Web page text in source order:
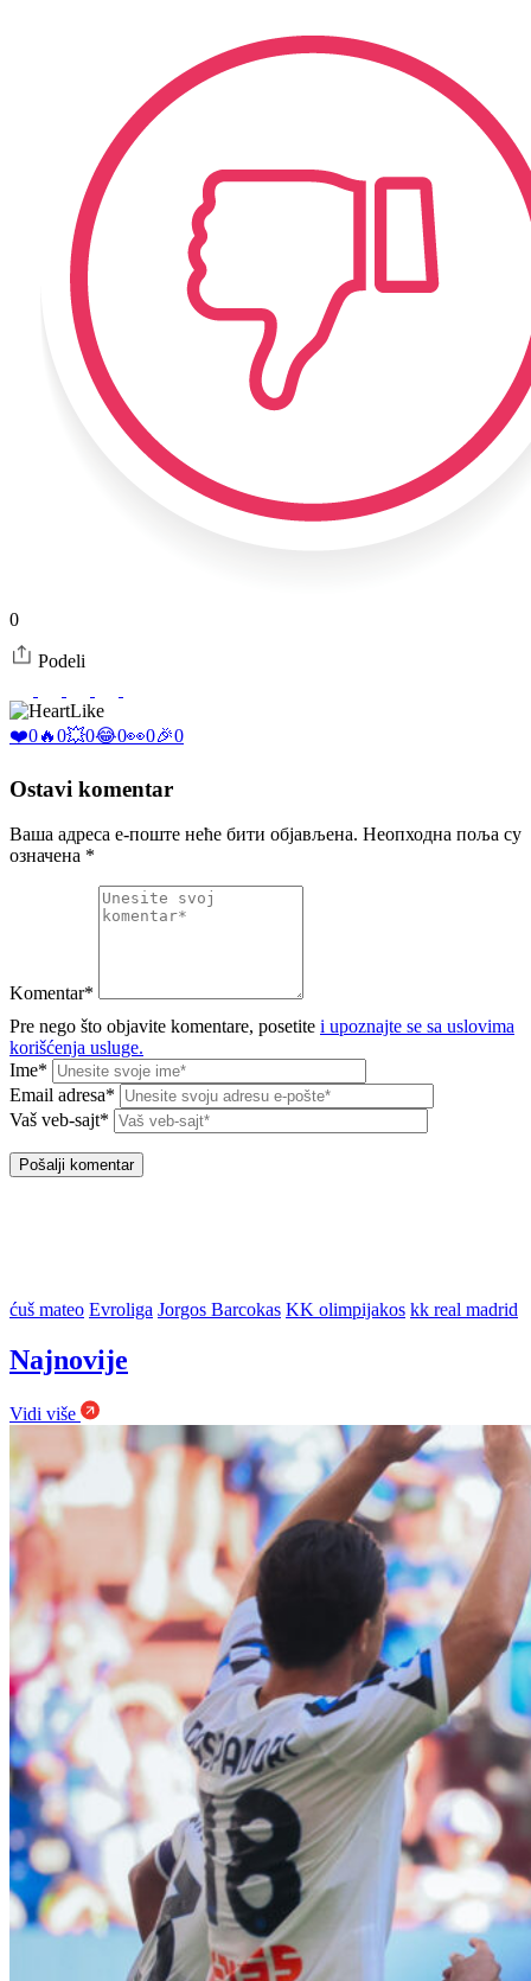
0
Podeli
Like
❤️0🔥0💥0😂0👀0🎉0
Ostavi komentar
Ваша адреса е-поште неће бити објављена. Неопходна поља су
означена *
Komentar*
Pre nego što objavite komentare, posetite i upoznajte se sa uslovima
korišćenja usluge.
Ime*
Email adresa*
Vaš veb-sajt*
ćuš mateo Evroliga Jorgos Barcokas KK olimpijakos kk real madrid
Najnovije
Vidi više